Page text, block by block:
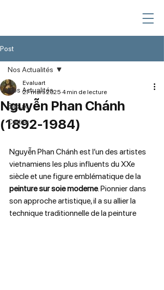
Post
Nos Actualités
Bijoux
Cartier
Nos Actualités
Nguyễn Phan Chánh
(1892-1984)
Evaluart
27 mars 2025 4 min de lecture
Nguyễn Phan Chánh est l’un des artistes
vietnamiens les plus influents du XXe
siècle et une figure emblématique de la
peinture sur soie moderne. Pionnier dans
son approche artistique, il a su allier la
technique traditionnelle de la peinture